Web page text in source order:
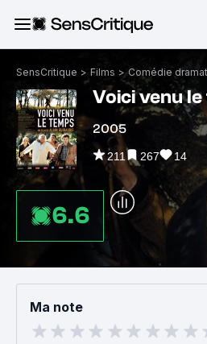
SensCritique > Films > Comédie
Voici venu
2005
211 267 14
6.6
Ma note